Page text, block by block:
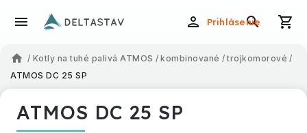
Prihlásenie
/ Kotly na tuhé palivá ATMOS / kombinované / trojkomorové /
ATMOS DC 25 SP
ATMOS DC 25 SP